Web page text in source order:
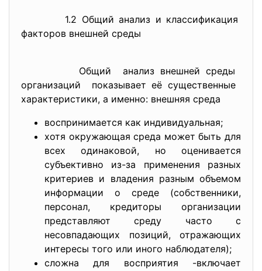
1.2 Общий анализ и классификация
факторов внешней среды
Общий анализ внешней среды
организаций показывает её существенные
характеристики, а именно: внешняя среда
воспринимается как индивидуальная;
хотя окружающая среда может быть для
всех одинаковой, но оценивается
субъективно из-за применения разных
критериев и владения разным объемом
информации о среде (собственники,
персонал, кредиторы организации
представляют среду часто с
несовпадающих позиций, отражающих
интересы того или иного наблюдателя);
сложна для восприятия -включает